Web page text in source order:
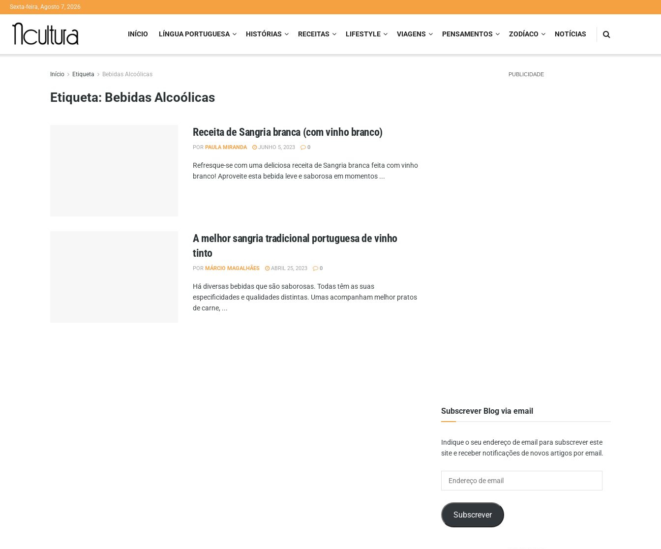
Sexta-feira, Agosto 7, 2026
INÍCIO LÍNGUA PORTUGUESA HISTÓRIAS RECEITAS LIFESTYLE VIAGENS PENSAMENTOS ZODÍACO NOTÍCIAS
Início Etiqueta Bebidas Alcoólicas
Etiqueta: Bebidas Alcoólicas
Receita de Sangria branca (com vinho branco)
POR PAULA MIRANDA JUNHO 5, 2023 0
Refresque-se com uma deliciosa receita de Sangria branca feita com vinho
branco! Aproveite esta bebida leve e saborosa em momentos ...
A melhor sangria tradicional portuguesa de vinho
tinto
POR MÁRCIO MAGALHÃES ABRIL 25, 2023 0
Há diversas bebidas que são saborosas. Todas têm as suas
especificidades e qualidades distintas. Umas acompanham melhor pratos
de carne, ...
PUBLICIDADE
Subscrever Blog via email
Indique o seu endereço de email para subscrever este
site e receber notificações de novos artigos por email.
Subscrever